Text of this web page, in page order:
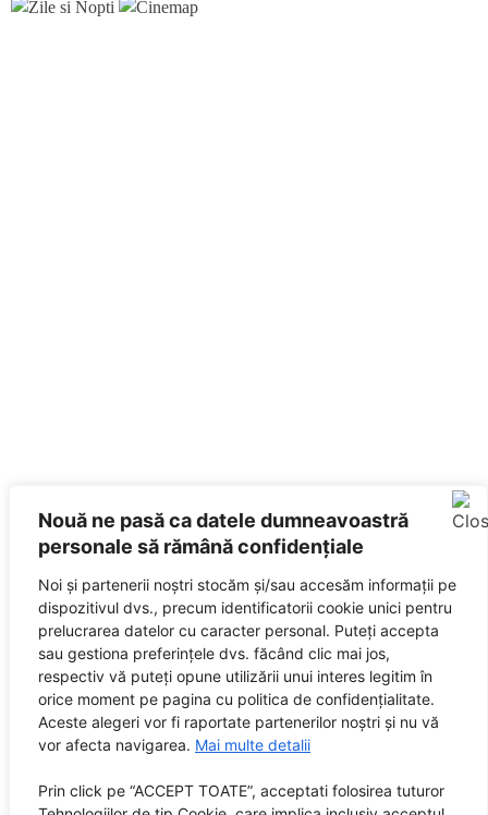
Nouă ne pasă ca datele dumneavoastră
personale să rămână confidențiale
Noi și partenerii noștri stocăm și/sau accesăm informații pe
dispozitivul dvs., precum identificatorii cookie unici pentru
prelucrarea datelor cu caracter personal. Puteți accepta
sau gestiona preferințele dvs. făcând clic mai jos,
respectiv vă puteți opune utilizării unui interes legitim în
orice moment pe pagina cu politica de confidențialitate.
Aceste alegeri vor fi raportate partenerilor noștri și nu vă
vor afecta navigarea. Mai multe detalii
Prin click pe “ACCEPT TOATE”, acceptati folosirea tuturor